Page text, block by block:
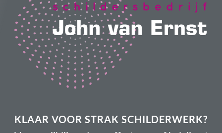
KLAAR VOOR STRAK SCHILDERWERK?